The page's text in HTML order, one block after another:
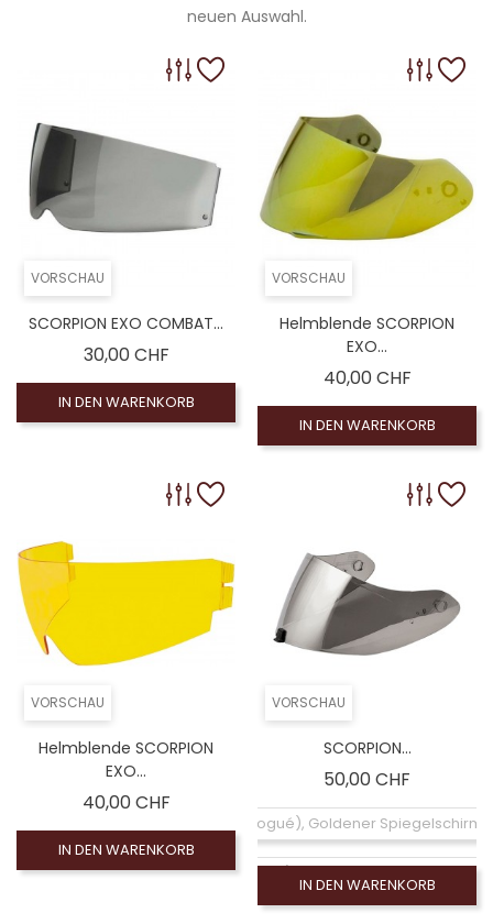
neuen Auswahl.
VORSCHAU
SCORPION EXO COMBAT...
30,00 CHFPreis
IN DEN WARENKORB
VORSCHAU
Helmblende SCORPION
EXO...
40,00 CHFPreis
IN DEN WARENKORB
VORSCHAU
Helmblende SCORPION
EXO...
40,00 CHFPreis
IN DEN WARENKORB
VORSCHAU
SCORPION...
50,00 CHF
Coloré (non homologué), Goldener
Coloré (non homologué), Violetter
IN DEN WARENKORB